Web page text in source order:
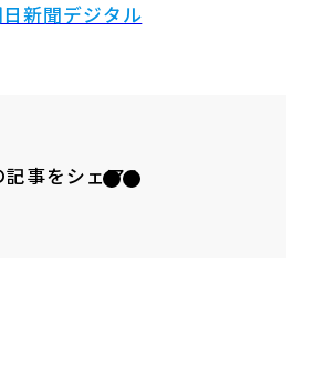
新聞デジタル
記事をシェア